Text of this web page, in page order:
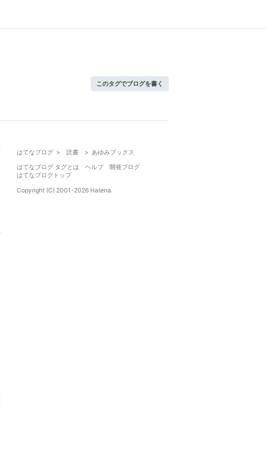
このタグでブログを書く
はてなブログ > 読書 > あゆみブックス
はてなブログ タグとは
ヘルプ
開発ブログ
はてなブログトップ
Copyright (C) 2001-2026 Hatena.